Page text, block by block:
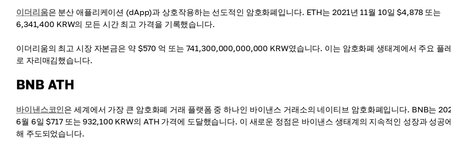
이더리움은 분산 애플리케이션 (dApp)과 상호작용하는 선도적인 암호화폐입니다. ETH는 2021년 11월 10일 $4,878 또는
6,341,400 KRW의 모든 시간 최고 가격을 기록했습니다.
이더리움의 최고 시장 자본금은 약 $570 억 또는 741,300,000,000,000 KRW였습니다. 이는 암호화폐 생태계에서 주요 플
로 자리매김했습니다.
BNB ATH
바이낸스코인은 세계에서 가장 큰 암호화폐 거래 플랫폼 중 하나인 바이낸스 거래소의 네이티브 암호화폐입니다. BNB는
6월 6일 $717 또는 932,100 KRW의 ATH 가격에 도달했습니다. 이 새로운 정점은 바이낸스 생태계의 지속적인 성장과 성공
해 주도되었습니다.